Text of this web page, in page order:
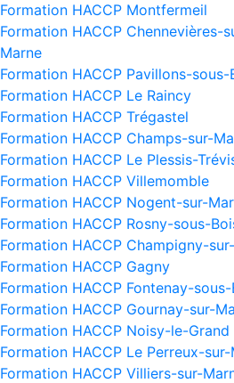
Formation HACCP Montfermeil
Formation HACCP Chennevières-
Marne
Formation HACCP Pavillons-sous-
Formation HACCP Le Raincy
Formation HACCP Trégastel
Formation HACCP Champs-sur-
Formation HACCP Le Plessis-
Formation HACCP Villemomble
Formation HACCP Nogent-sur-
Formation HACCP Rosny-sous-
Formation HACCP Champigny-
Formation HACCP Gagny
Formation HACCP Fontenay-
Formation HACCP Gournay-sur-
Formation HACCP Noisy-le-Grand
Formation HACCP Le Perreux-
Formation HACCP Villiers-sur-